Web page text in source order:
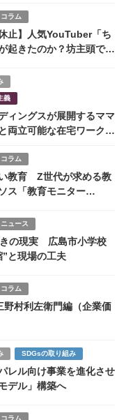
コラム
止】人気YouTuber「ち
起きたのか？坊主頭で謝
義
ィングスが展開するママ
両立可能な在宅ワークの
コラム
教育 Z世代が求める教
ス「教育モニター
ニュース
の現実 広島市小学校
と現場の工夫
コラム
野村利左衛門編（企業価
SDGsの取り組み
レル向け事業を進化させ
デル」構築へ
コラム